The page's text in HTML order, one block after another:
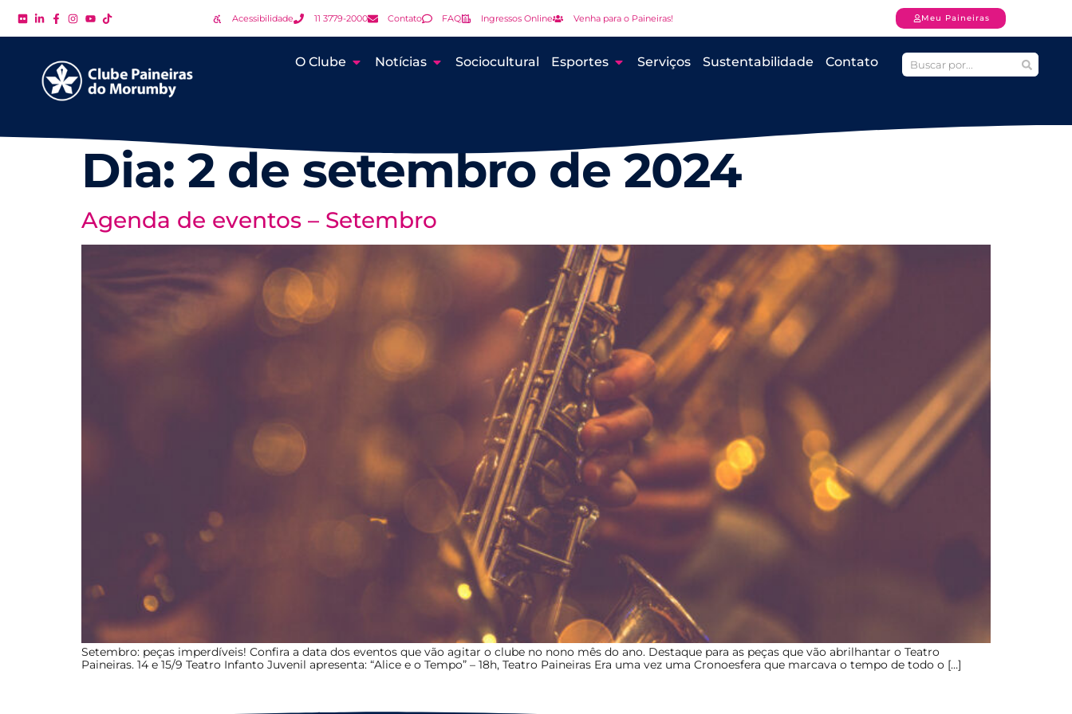
Acessibilidade 11 3779-2000 Contato FAQ Ingressos Online Venha para o Paineiras! Meu Paineiras
O Clube Notícias Sociocultural Esportes Serviços Sustentabilidade Contato
Dia: 2 de setembro de 2024
Agenda de eventos – Setembro
Setembro: peças imperdíveis! Confira a data dos eventos que vão agitar o clube no nono mês do ano. Destaque para as peças que vão abrilhantar o Teatro
Paineiras. 14 e 15/9 Teatro Infanto Juvenil apresenta: “Alice e o Tempo” – 18h, Teatro Paineiras Era uma vez uma Cronoesfera que marcava o tempo de todo o […]